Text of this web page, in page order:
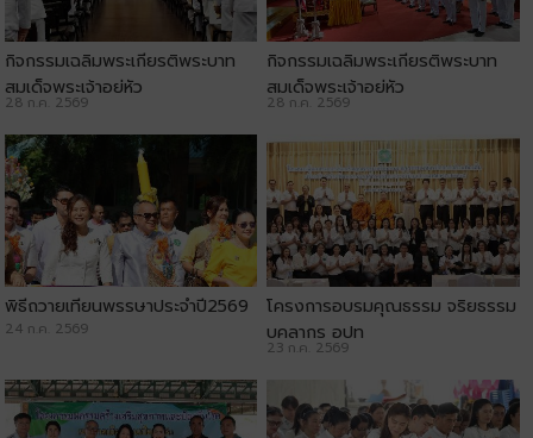
กิจกรรมเฉลิมพระเกียรติพระบาท
สมเด็จพระเจ้าอยู่หัว
28 ก.ค. 2569
กิจกรรมเฉลิมพระเกียรติพระบาท
สมเด็จพระเจ้าอยู่หัว
28 ก.ค. 2569
พิธีถวายเทียนพรรษาประจำปี2569
24 ก.ค. 2569
โครงการอบรมคุณธรรม จริยธรรม
บุคลากร อปท
23 ก.ค. 2569